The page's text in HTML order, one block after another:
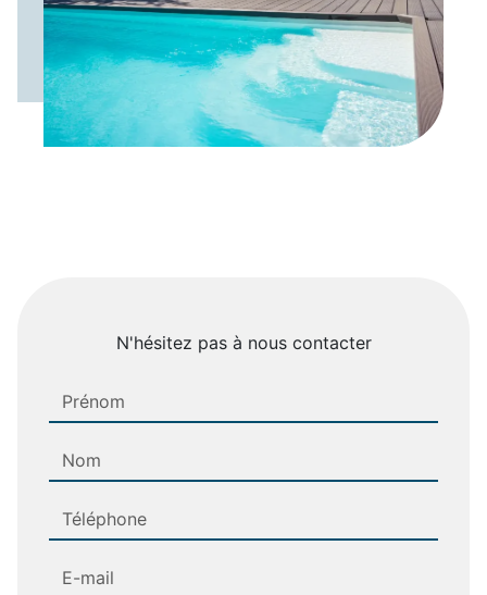
N'hésitez pas à nous contacter